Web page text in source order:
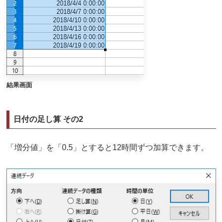
結果画面
日付の足し算 その2
「増分値」を「0.5」とすると12時間ずつ加算できます。